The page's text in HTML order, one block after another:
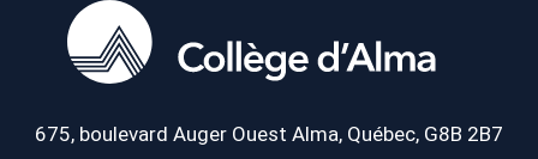
675, boulevard Auger Ouest Alma, Québec, G8B 2B7